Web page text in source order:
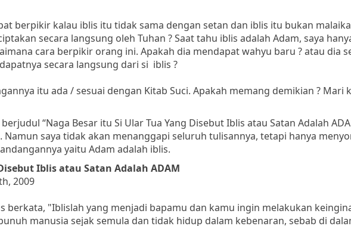
berpikir kalau iblis itu tidak sama dengan setan dan iblis itu bukan
secara langsung oleh Tuhan ? Saat tahu iblis adalah Adam, saya
cara berpikir orang ini. Apakah dia mendapat wahyu baru ? atau dia
secara langsung dari si iblis ?
itu ada / sesuai dengan Kitab Suci. Apakah memang demikian ? Mari
“Naga Besar itu Si Ular Tua Yang Disebut Iblis atau Satan Adalah
saya tidak akan menanggapi seluruh tulisannya, tetapi hanya
yaitu Adam adalah iblis.
Iblis atau Satan Adalah ADAM
2009
berkata, "Iblislah yang menjadi bapamu dan kamu ingin melakukan
manusia sejak semula dan tidak hidup dalam kebenaran, sebab di